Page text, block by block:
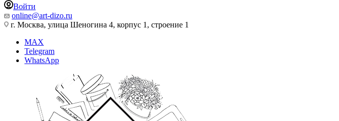
Войти
online@art-dizo.ru
г. Москва, улица Шеногина 4, корпус 1, строение 1
MAX
Telegram
WhatsApp